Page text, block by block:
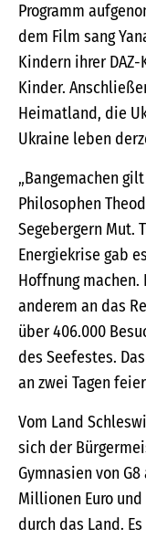
Programm
dem Film sang
Kindern ihrer
Kinder.
Heimatland, die
Ukraine leben
„Bangemachen
Philosophen
Segebergern Mut.
Energiekrise gab
Hoffnung
anderem an das
über 406.000
des Seefestes.
an zwei Tagen
Vom Land
sich der
Gymnasien von
Millionen Euro
durch das Land.